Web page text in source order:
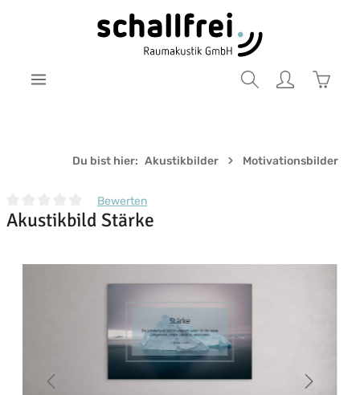
Zum Hauptinhalt springen
Du bist hier: Akustikbilder Motivationsbilder
Durchschnittliche Bewertung von 0 von 5 Sternen
Bewerten
Akustikbild Stärke